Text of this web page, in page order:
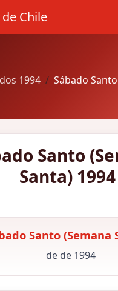
Chile
1994 Sábado
Santo
Santa) 1994
Santo (Semana
de de 1994